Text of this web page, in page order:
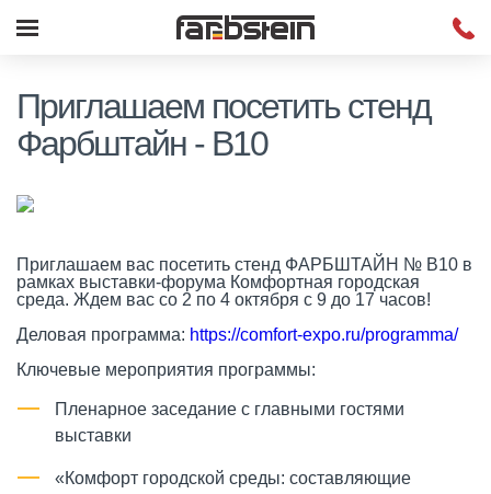
Приглашаем посетить стенд
Фарбштайн - B10
Приглашаем вас посетить стенд ФАРБШТАЙН № В10 в
рамках выставки-форума Комфортная городская
среда. Ждем вас со 2 по 4 октября с 9 до 17 часов!
Деловая программа: https://comfort-expo.ru/programma/
Ключевые мероприятия программы:
Пленарное заседание с главными гостями
выставки
«Комфорт городской среды: составляющие